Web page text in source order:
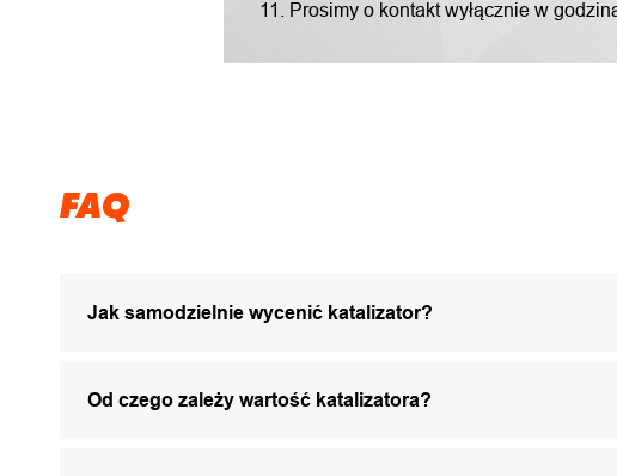
11. Prosimy o kontakt wyłącznie w
FAQ
Jak samodzielnie wycenić katalizator?
Od czego zależy wartość katalizatora?